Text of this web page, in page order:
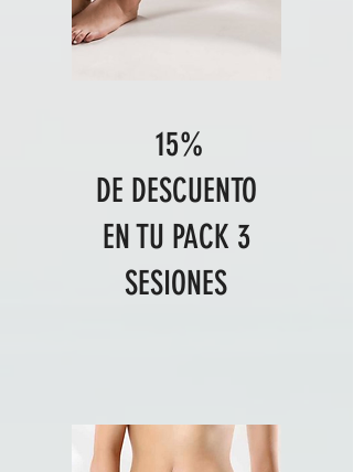
15%
DE DESCUENTO
EN TU PACK 3
SESIONES